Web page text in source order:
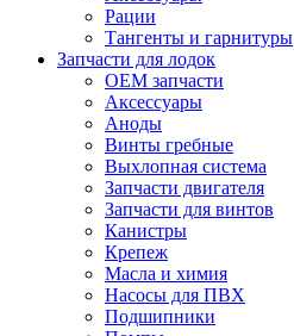
Рации
Тангенты и гарнитуры
Запчасти для лодок
OEM запчасти
Аксессуары
Аноды
Винты гребные
Выхлопная система
Запчасти двигателя
Запчасти для винтов
Канистры
Крепеж
Масла и химия
Насосы для ПВХ
Подшипники